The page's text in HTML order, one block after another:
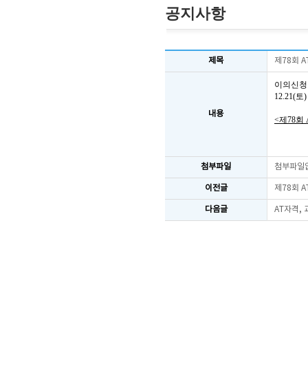
공지사항
제목 제78회
내용
이의신
12.21(토
<제78회
첨부파일 첨부파일
이전글 제78회
다음글 AT자격,